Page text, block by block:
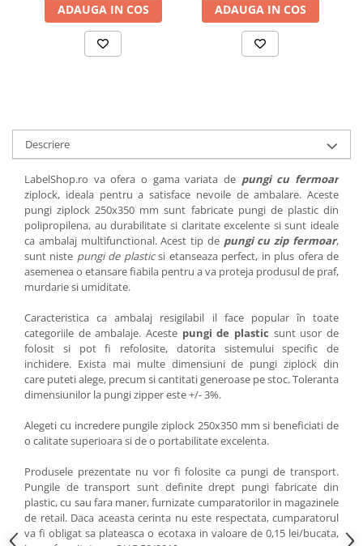
ADAUGA IN COS ADAUGA IN COS
Descriere
LabelShop.ro va ofera o gama variata de pungi cu fermoar
ziplock, ideala pentru a satisface nevoile de ambalare. Aceste
pungi ziplock 250x350 mm sunt fabricate pungi de plastic din
polipropilena, au durabilitate si claritate excelente si sunt ideale
ca ambalaj multifunctional. Acest tip de pungi cu zip fermoar,
sunt niste pungi de plasticsi etanseaza perfect, in plus ofera de
asemenea o etansare fiabila pentru a va proteja produsul de praf,
murdarie si umiditate.
Caracteristica ca ambalaj resigilabil il face popular în toate
categoriile de ambalaje. Aceste pungi de plastic sunt usor de
folosit si pot fi refolosite, datorita sistemului specific de
inchidere. Exista mai multe dimensiuni de pungi ziplock din
care puteti alege, precum si cantitati generoase pe stoc. Toleranta
dimensiunilor la pungi zipper este +/- 3%.
Alegeti cu incredere pungile ziplock 250x350 mm si beneficiati de
o calitate superioara si de o portabilitate excelenta.
Produsele prezentate nu vor fi folosite ca pungi de transport.
Pungile de transport sunt definite drept pungi fabricate din
plastic, cu sau fara maner, furnizate cumparatorilor in magazinele
de retail. Daca aceasta cerinta nu este respectata, cumparatorul
va fi obligat sa plateasca o ecotaxa in valoare de 0,15 lei/bucata,